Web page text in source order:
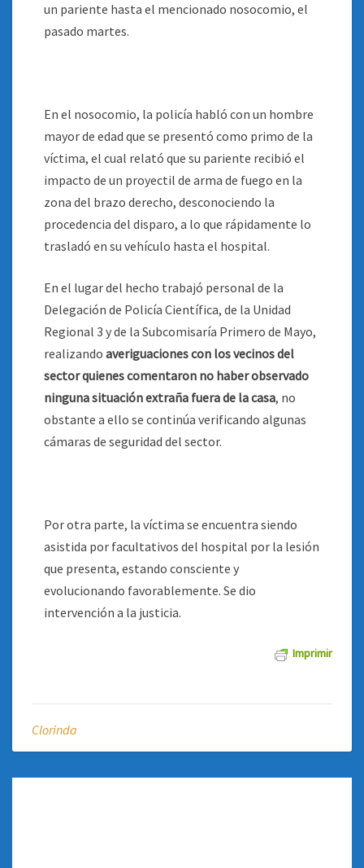
un pariente hasta el mencionado nosocomio, el
pasado martes.
En el nosocomio, la policía habló con un hombre
mayor de edad que se presentó como primo de la
víctima, el cual relató que su pariente recibió el
impacto de un proyectil de arma de fuego en la
zona del brazo derecho, desconociendo la
procedencia del disparo, a lo que rápidamente lo
trasladó en su vehículo hasta el hospital.
En el lugar del hecho trabajó personal de la
Delegación de Policía Científica, de la Unidad
Regional 3 y de la Subcomisaría Primero de Mayo,
realizando averiguaciones con los vecinos del
sector quienes comentaron no haber observado
ninguna situación extraña fuera de la casa, no
obstante a ello se continúa verificando algunas
cámaras de seguridad del sector.
Por otra parte, la víctima se encuentra siendo
asistida por facultativos del hospital por la lesión
que presenta, estando consciente y
evolucionando favorablemente. Se dio
intervención a la justicia.
Imprimir
Clorinda